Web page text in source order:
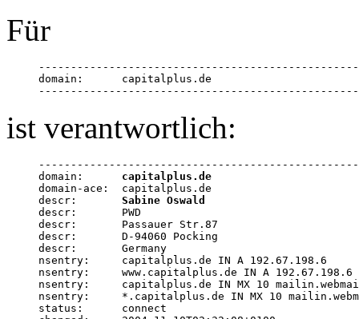
Für
domain:      capitalplus.de
ist verantwortlich:
domain: capitalplus.de
domain-ace:  capitalplus.de
descr: Sabine Oswald
descr:       PWD
descr:       Passauer Str.87
descr:       D-94060 Pocking
descr:       Germany
nsentry:     capitalplus.de IN A 192.67.198.6
nsentry:     www.capitalplus.de IN A 192.67.198.6
nsentry:     capitalplus.de IN MX 10
nsentry:     *.capitalplus.de IN MX 10
status:      connect